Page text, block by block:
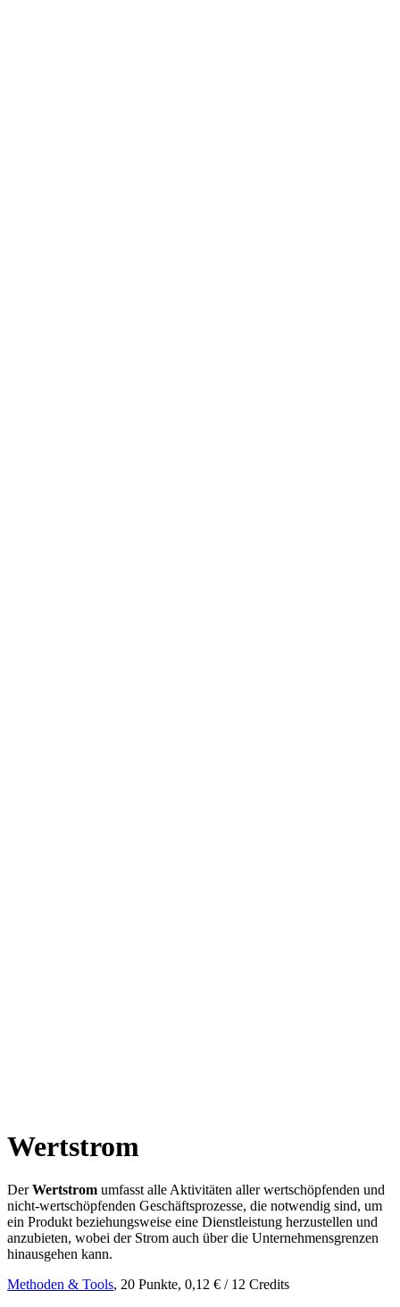
Wertstrom
DerWertstrom umfasst alle Aktivitäten aller wertschöpfenden und
nicht-wertschöpfenden Geschäftsprozesse, die notwendig sind, um
ein Produkt beziehungsweise eine Dienstleistung herzustellen und
anzubieten, wobei der Strom auch über die Unternehmensgrenzen
hinausgehen kann.
Methoden & Tools, 20 Punkte, 0,12 € / 12 Credits